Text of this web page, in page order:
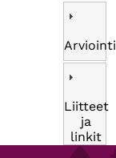
Arviointi
Liitteet
ja
linkit